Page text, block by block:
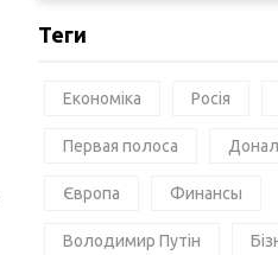
Теги
Економіка Росія
Первая полоса
Європа Финансы
Володимир Путін